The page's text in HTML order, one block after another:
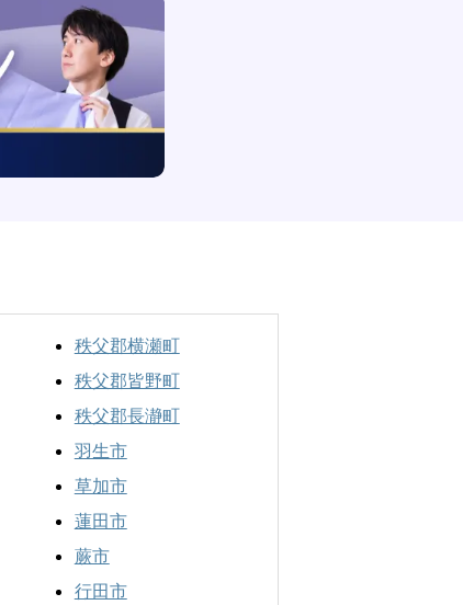
秩父郡横瀬町
秩父郡皆野町
秩父郡長瀞町
羽生市
草加市
蓮田市
蕨市
行田市